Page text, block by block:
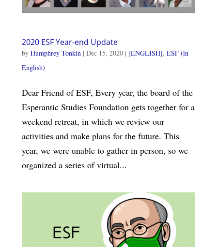
2020 ESF Year-end Update
by Humphrey Tonkin | Dec 15, 2020| [ENGLISH], ESF (in
English)
Dear Friend of ESF, Every year, the board of the
Esperantic Studies Foundation gets together for a
weekend retreat, in which we review our
activities and make plans for the future. This
year, we were unable to gather in person, so we
organized a series of virtual...